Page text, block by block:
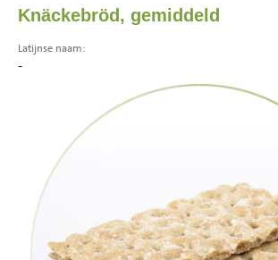
Knäckebröd, gemiddeld
Latijnse naam:
-